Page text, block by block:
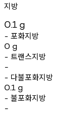
지방
0.1 g
- 포화지방
0 g
- 트랜스지방
-
- 다불포화지방
0.1 g
- 불포화지방
-